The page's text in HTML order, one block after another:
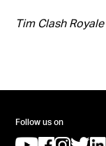
Tim Clash Royale
Follow us on
(opens in a new
(opens in a
(opens